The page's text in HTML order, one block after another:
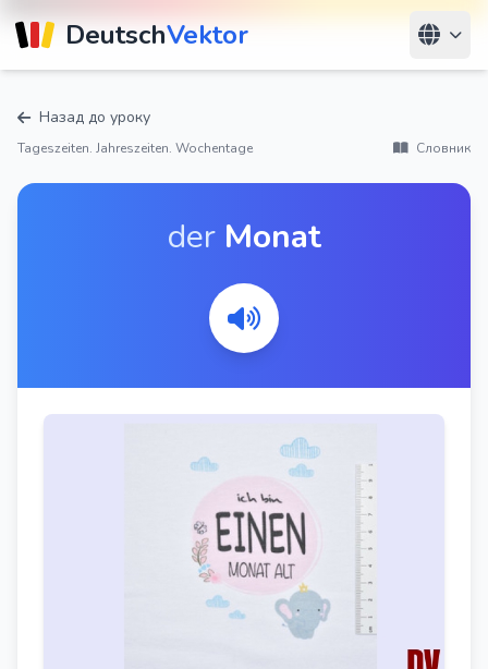
DeutschVektor
Назад до уроку
Tageszeiten. Jahreszeiten. Wochentage Словник
der Monat